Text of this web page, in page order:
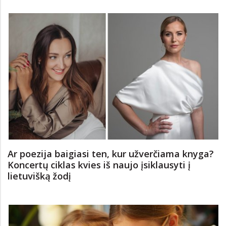
Ar poezija baigiasi ten, kur užverčiama knyga?
Koncertų ciklas kvies iš naujo įsiklausyti į
lietuvišką žodį